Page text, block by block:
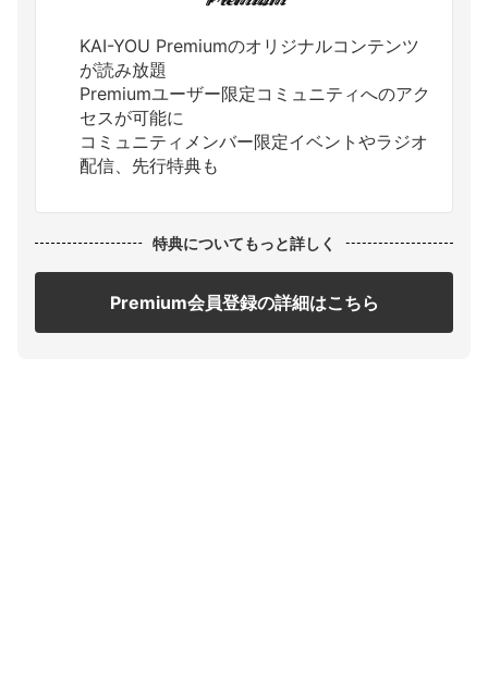
KAI-YOU Premiumのオリジナルコンテンツ
が読み放題
Premiumユーザー限定コミュニティへのアク
セスが可能に
コミュニティメンバー限定イベントやラジオ
配信、先行特典も
特典についてもっと詳しく
Premium会員登録の詳細はこちら